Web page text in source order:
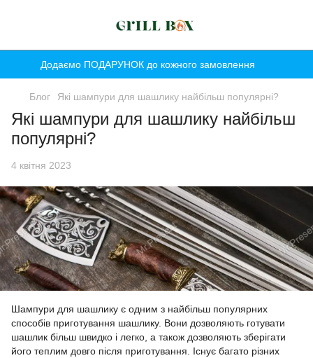
Додаємо ПОДАРУНОК до кожного замовлення
Блог Які шампури для шашлику найбільш популярні?
Які шампури для шашлику найбільш
популярні?
4 квітня 2023
Шампури для шашлику є одним з найбільш популярних
способів приготування шашлику. Вони дозволяють готувати
шашлик більш швидко і легко, а також дозволяють зберігати
його теплим довго після приготування. Існує багато різних